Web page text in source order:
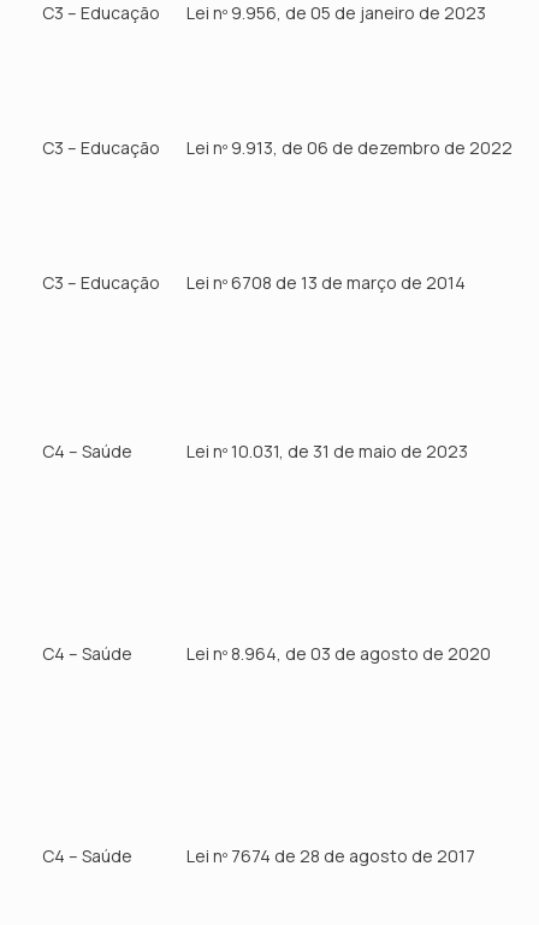
C3 – Educação Lei nº 9.956, de 05 de janeiro de 2023
C3 – Educação Lei nº 9.913, de 06 de dezembro de 2022
C3 – Educação Lei nº 6708 de 13 de março de 2014
C4 – Saúde Lei nº 10.031, de 31 de maio de 2023
C4 – Saúde Lei nº 8.964, de 03 de agosto de 2020
C4 – Saúde Lei nº 7674 de 28 de agosto de 2017